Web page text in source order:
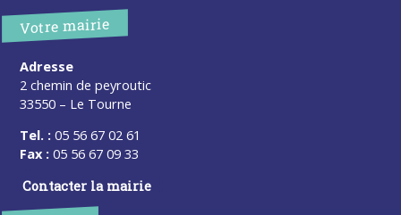
Votre mairie
Adresse
2 chemin de peyroutic
33550 – Le Tourne
Tel. : 05 56 67 02 61
Fax : 05 56 67 09 33
Contacter la mairie